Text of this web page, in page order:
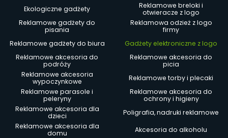
Ekologiczne gadżety
Reklamowe breloki i
otwieracze z logo
Reklamowe gadżety do
pisania
Reklamowa odzież z logo
firmy
Reklamowe gadżety do biura
Gadżety elektroniczne z logo
Reklamowe akcesoria do
podróży
Reklamowe akcesoria do
picia
Reklamowe akcesoria
wypoczynkowe
Reklamowe torby i plecaki
Reklamowe parasole i
peleryny
Reklamowe akcesoria do
ochrony i higieny
Reklamowe akcesoria dla
dzieci
Poligrafia, nadruki reklamowe
Reklamowe akcesoria dla
domu
Akcesoria do alkoholu